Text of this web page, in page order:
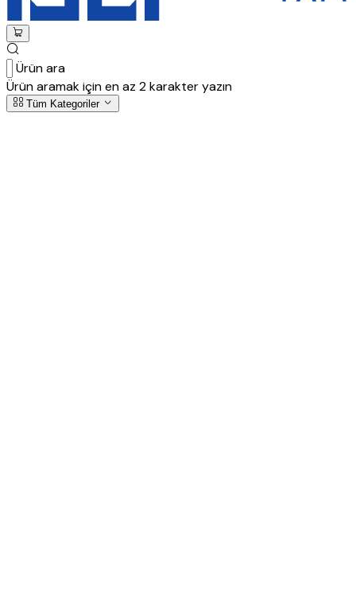
Ürün ara
Ürün aramak için en az 2 karakter yazın
Tüm Kategoriler